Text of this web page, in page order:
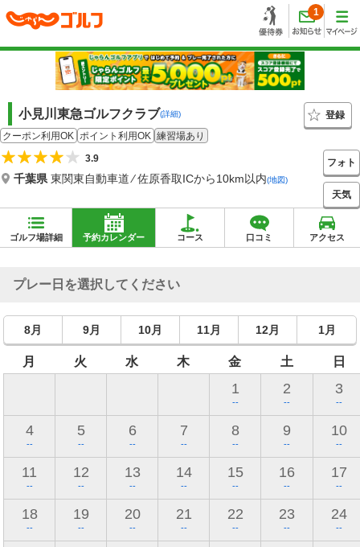
1
小見川東急ゴルフクラブ(詳細)
登録
クーポン利用OK ポイント利用OK 練習場あり
3.9
千葉県東関東自動車道 ⁄ 佐原香取ICから10km以内(地図)
フォト
天気
ゴルフ場詳細 予約カレンダー コース 口コミ アクセス
プレー日を選択してください
8月 9月 10月 11月 12月 1月
月 火 水 木 金 土 日
1
--
2
--
3
--
4
--
5
--
6
--
7
--
8
--
9
--
10
--
11
--
12
--
13
--
14
--
15
--
16
--
17
--
18
--
19
--
20
--
21
--
22
--
23
--
24
--